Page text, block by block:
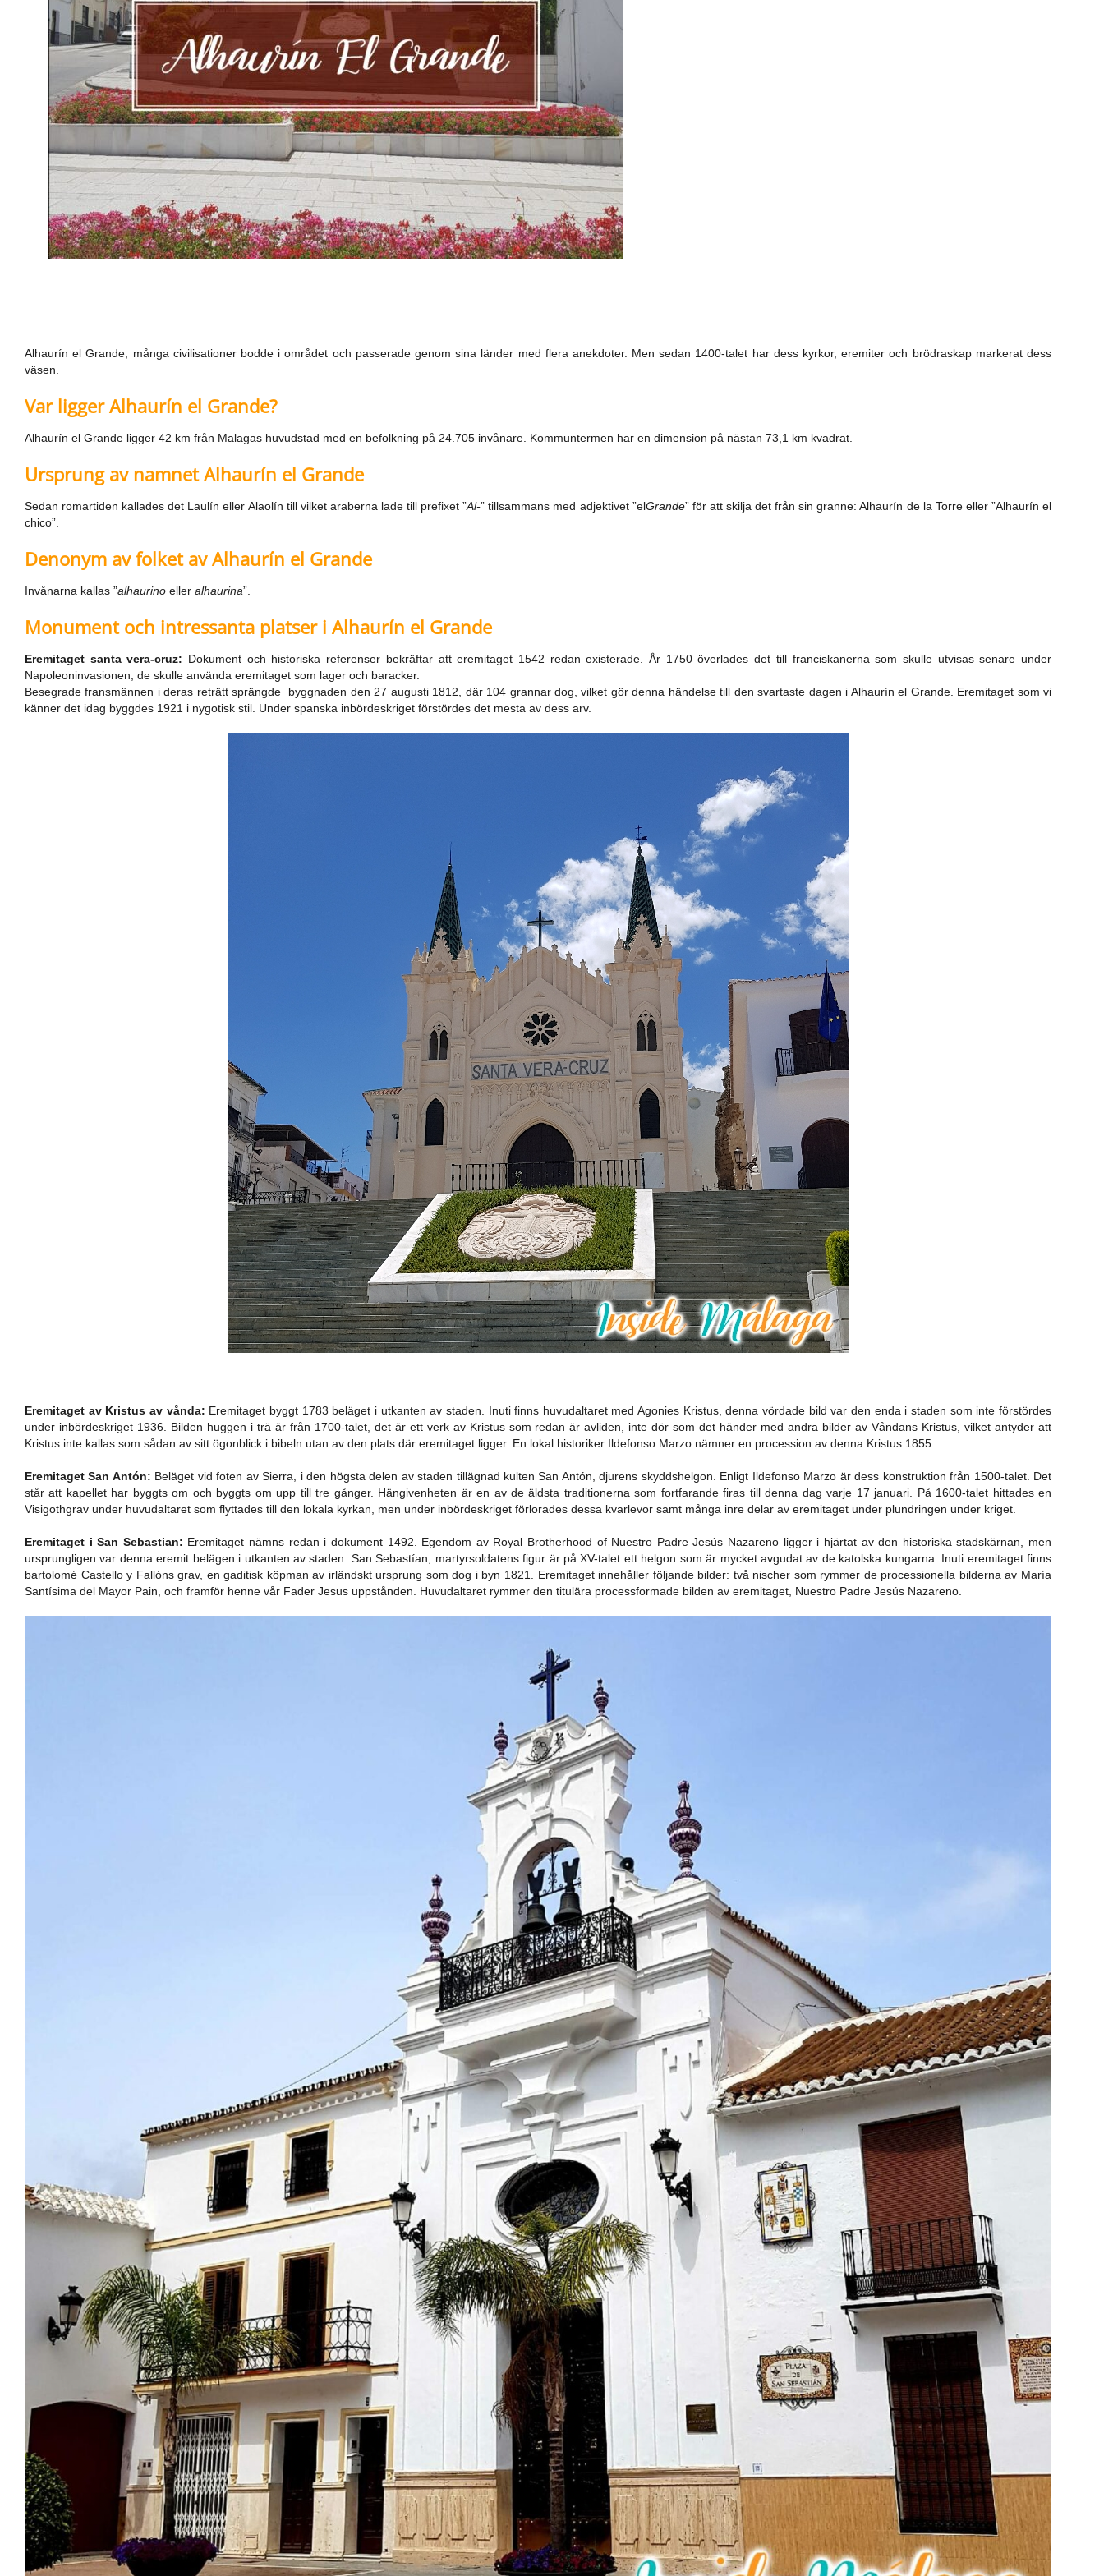
Alhaurín el Grande, många civilisationer bodde i området och passerade genom sina länder med flera anekdoter. Men sedan 1400-talet har dess kyrkor, eremiter och brödraskap markerat dess
väsen.
Var ligger Alhaurín el Grande?
Alhaurín el Grande ligger 42 km från Malagas huvudstad med en befolkning på 24.705 invånare. Kommuntermen har en dimension på nästan 73,1 km kvadrat.
Ursprung av namnet Alhaurín el Grande
Sedan romartiden kallades det Laulín eller Alaolín till vilket araberna lade till prefixet ”Al-” tillsammans med adjektivet ”elGrande” för att skilja det från sin granne: Alhaurín de la Torre eller ”Alhaurín el
chico”.
Denonym av folket av Alhaurín el Grande
Invånarna kallas ”alhaurino eller alhaurina”.
Monument och intressanta platser i Alhaurín el Grande
Eremitaget santa vera-cruz: Dokument och historiska referenser bekräftar att eremitaget 1542 redan existerade. År 1750 överlades det till franciskanerna som skulle utvisas senare under
Napoleoninvasionen, de skulle använda eremitaget som lager och baracker.
Besegrade fransmännen i deras reträtt sprängde byggnaden den 27 augusti 1812, där 104 grannar dog, vilket gör denna händelse till den svartaste dagen i Alhaurín el Grande. Eremitaget som vi
känner det idag byggdes 1921 i nygotisk stil. Under spanska inbördeskriget förstördes det mesta av dess arv.
Eremitaget av Kristus av vånda: Eremitaget byggt 1783 beläget i utkanten av staden. Inuti finns huvudaltaret med Agonies Kristus, denna vördade bild var den enda i staden som inte förstördes
under inbördeskriget 1936. Bilden huggen i trä är från 1700-talet, det är ett verk av Kristus som redan är avliden, inte dör som det händer med andra bilder av Våndans Kristus, vilket antyder att
Kristus inte kallas som sådan av sitt ögonblick i bibeln utan av den plats där eremitaget ligger. En lokal historiker Ildefonso Marzo nämner en procession av denna Kristus 1855.
Eremitaget San Antón: Beläget vid foten av Sierra, i den högsta delen av staden tillägnad kulten San Antón, djurens skyddshelgon. Enligt Ildefonso Marzo är dess konstruktion från 1500-talet. Det
står att kapellet har byggts om och byggts om upp till tre gånger. Hängivenheten är en av de äldsta traditionerna som fortfarande firas till denna dag varje 17 januari. På 1600-talet hittades en
Visigothgrav under huvudaltaret som flyttades till den lokala kyrkan, men under inbördeskriget förlorades dessa kvarlevor samt många inre delar av eremitaget under plundringen under kriget.
Eremitaget i San Sebastian: Eremitaget nämns redan i dokument 1492. Egendom av Royal Brotherhood of Nuestro Padre Jesús Nazareno ligger i hjärtat av den historiska stadskärnan, men
ursprungligen var denna eremit belägen i utkanten av staden. San Sebastían, martyrsoldatens figur är på XV-talet ett helgon som är mycket avgudat av de katolska kungarna. Inuti eremitaget finns
bartolomé Castello y Fallóns grav, en gaditisk köpman av irländskt ursprung som dog i byn 1821. Eremitaget innehåller följande bilder: två nischer som rymmer de processionella bilderna av María
Santísima del Mayor Pain, och framför henne vår Fader Jesus uppstånden. Huvudaltaret rymmer den titulära processformade bilden av eremitaget, Nuestro Padre Jesús Nazareno.